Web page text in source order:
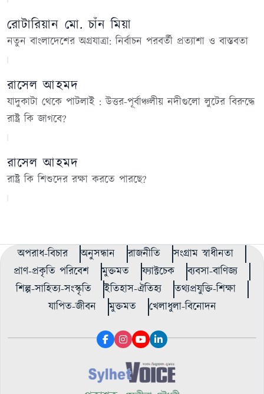
রোটারিয়ান মো. চাঁন মিয়া
নতুন বাংলাদেশের অগ্রযাত্রা: নির্বাচন পরবর্তী প্রত্যাশা ও বাস্তবতা
রাসেল আহমদ
যাদুকাটা থেকে পাটলাই : উত্তর-পূর্বাঞ্চলীয় নদীগুলো লুটের বিরুদ্ধে
রাষ্ট্র কি জাগবে?
রাসেল আহমদ
রাষ্ট্র কি শিশুদের রক্ষা করতে পারছে?
অপরাধ-বিচার অনুসন্ধান রাজনীতি
সংগ্রাম স্বাধীনতা
প্রাণ-প্রকৃতি পরিবেশ
মুক্তমত ফ্যাক্টচেক
ব্যবসা-বাণিজ্য
শিল্প-সাহিত্য-সংস্কৃতি
ইতিহাস-ঐতিহ্য
তথ্যপ্রযুক্তি-শিক্ষা
যাপিত-জীবন
মুক্তমত খেলাধুলা-বিনোদন